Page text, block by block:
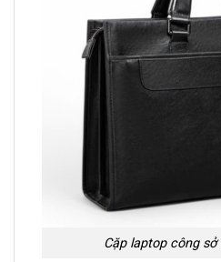
Cặp laptop công